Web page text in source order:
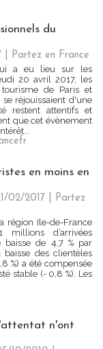
du
Partez en France
a eu lieu sur les
20 avril 2017, les
de Paris et
réjouissaient d'une
restent attentifs et
que cet évènement
en moins en
02/2017
Partez
région Ile-de-France
millions d’arrivées
baisse de 4,7 % par
baisse des clientèles
%) a été compensée
stable (- 0,8 %). Les
n'ont